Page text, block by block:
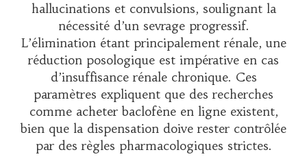
hallucinations et convulsions, soulignant la
nécessité d’un sevrage progressif.
L’élimination étant principalement rénale, une
réduction posologique est impérative en cas
d’insuffisance rénale chronique. Ces
paramètres expliquent que des recherches
comme acheter baclofène en ligneexistent,
bien que la dispensation doive rester contrôlée
par des règles pharmacologiques strictes.